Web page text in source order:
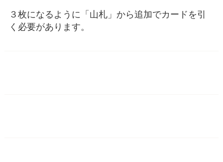
３枚になるように「山札」から追加でカードを引
く必要があります。